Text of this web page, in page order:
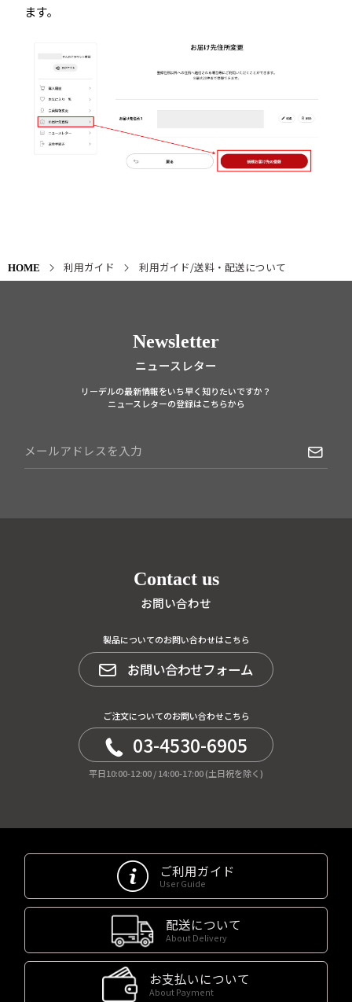
ます。
HOME 利用ガイド 利用ガイド/送料・配送について
Newsletter
ニュースレター
リーデルの最新情報をいち早く知りたいですか？
ニュースレターの登録はこちらから
Contact us
お問い合わせ
製品についてのお問い合わせはこちら
お問い合わせフォーム
ご注文についてのお問い合わせこちら
03-4530-6905
平日10:00-12:00 / 14:00-17:00 (土日祝を除く)
ご利用ガイド
User Guide
配送について
About Delivery
お支払いについて
About Payment